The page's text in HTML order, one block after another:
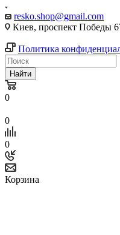
resko.shop@gmail.com
Киев, проспект Победы
Политика
Найти
0
0
0
Корзина